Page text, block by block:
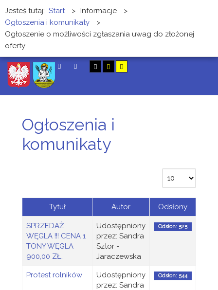
Jesteś tutaj: Start > Informacje
>
Ogłoszenia i komunikaty
>
Ogłoszenie o możliwości zgłaszania uwag do złożonej
oferty
Ogłoszenia i
komunikaty
Tytuł Autor Odsłony
SPRZEDAŻ
WĘGLA !!! CENA 1
TONY WĘGLA
900,00 ZŁ.
Udostępniony
przez: Sandra
Sztor -
Jaraczewska
Odsłon: 525
Protest rolników
Udostępniony
przez: Sandra
Odsłon: 544